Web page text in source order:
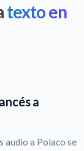
texto en
a
audio a Polaco se